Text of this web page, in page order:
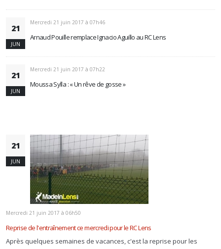
21
JUN
Mercredi 21 juin 2017 à 07h46
Arnaud Pouille remplace Ignacio Aguillo au RC Lens
21
JUN
Mercredi 21 juin 2017 à 07h22
Moussa Sylla : « Un rêve de gosse »
21
JUN
Mercredi 21 juin 2017 à 06h50
Reprise de l'entraînement ce mercredi pour le RC Lens
Après quelques semaines de vacances, c'est la reprise pour les